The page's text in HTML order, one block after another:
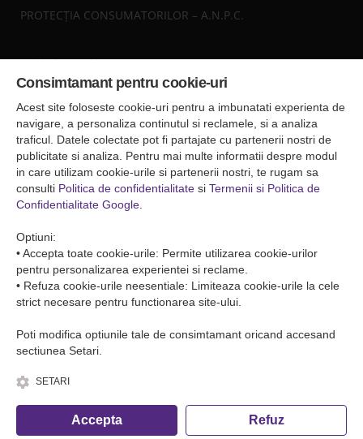
Fa o rezervare telefonica
PROTECȚIA CONSUMATORILOR – A.N.P.C.
Sediul central
Falticeni ( Autogara Romfour )
str. Plutonier Ghiniţă nr.8, Fălticeni, judeţul Suceava
0040374557200
Condiții de Transport
Condițiile de transport colete
Condițiile de transport persone
© Copyright 2026 Romfour-Tur S.R.L. J22/2961/2018
Consimtamant pentru cookie-uri
Acest site foloseste cookie-uri pentru a imbunatati experienta de
navigare, a personaliza continutul si reclamele, si a analiza
traficul. Datele colectate pot fi partajate cu partenerii nostri de
publicitate si analiza. Pentru mai multe informatii despre modul
in care utilizam cookie-urile si partenerii nostri, te rugam sa
consulti Politica de confidentialitate si Termenii si Politica de
Confidentialitate Google
Optiuni:
• Accepta toate cookie-urile: Permite utilizarea cookie-urilor
pentru personalizarea experientei si reclame.
• Refuza cookie-urile neesentiale: Limiteaza cookie-urile la cele
strict necesare pentru functionarea site-ului.
Poti modifica optiunile tale de consimtamant oricand accesand
sectiunea Setari.
SETARI
Accepta Refuz